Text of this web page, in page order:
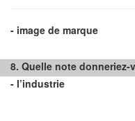
- image de marque
8. Quelle note
- l’industrie